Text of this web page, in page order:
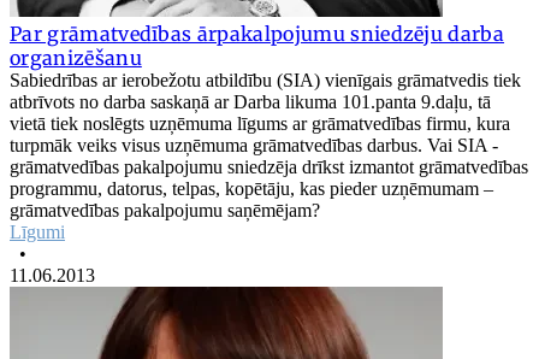
Par grāmatvedības ārpakalpojumu sniedzēju darba
organizēšanu
Sabiedrības ar ierobežotu atbildību (SIA) vienīgais grāmatvedis tiek
atbrīvots no darba saskaņā ar Darba likuma 101.panta 9.daļu, tā
vietā tiek noslēgts uzņēmuma līgums ar grāmatvedības firmu, kura
turpmāk veiks visus uzņēmuma grāmatvedības darbus. Vai SIA -
grāmatvedības pakalpojumu sniedzēja drīkst izmantot grāmatvedības
programmu, datorus, telpas, kopētāju, kas pieder uzņēmumam –
grāmatvedības pakalpojumu saņēmējam?
Līgumi
•
11.06.2013